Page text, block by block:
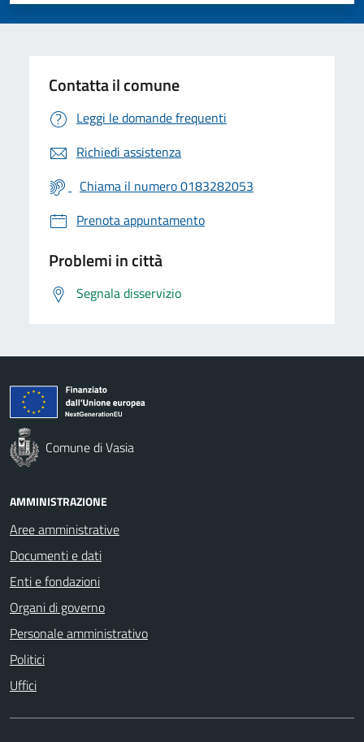
Contatta il comune
Leggi le domande frequenti
Richiedi assistenza
Chiama il numero 0183282053
Prenota appuntamento
Problemi in città
Segnala disservizio
Comune di Vasia
AMMINISTRAZIONE
Aree amministrative
Documenti e dati
Enti e fondazioni
Organi di governo
Personale amministrativo
Politici
Uffici